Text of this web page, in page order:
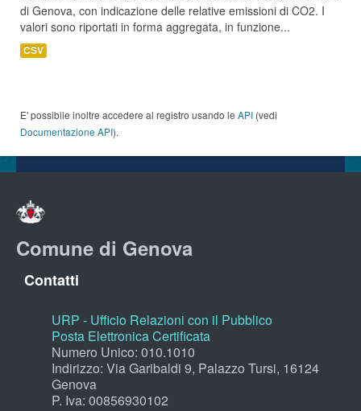
di Genova, con indicazione delle relative emissioni di CO2. I
valori sono riportati in forma aggregata, in funzione...
CSV
E' possibile inoltre accedere al registro usando le API (vedi
Documentazione API).
Comune di Genova
Contatti
URP - Ufficio Relazioni con il Pubblico
Posta Elettronica Certificata
Numero Unico: 010.1010
Indirizzo: Via Garibaldi 9, Palazzo Tursi, 16124
Genova
P. Iva: 00856930102